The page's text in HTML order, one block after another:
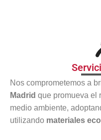
Nos comprometemos a
Madrid que promueva el
medio ambiente,
utilizando materiales